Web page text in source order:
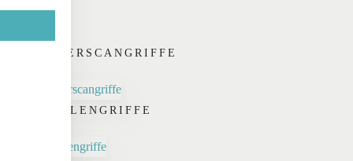
FINGERSCANGRIFFE
SCHALENGRIFFE